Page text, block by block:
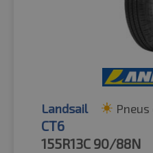
Landsail
CT6
155R13C 90/88N